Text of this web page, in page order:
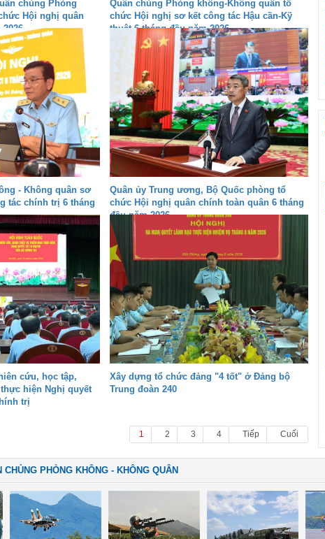
chủng Phòng
Hội nghị quân
Quân chủng Phòng không-Không quân tổ
chức Hội nghị sơ kết công tác Hậu cần-Kỹ
thuật 6 tháng đầu năm 2026
- Không quân sơ
tác chính trị 6 tháng
Quân ủy Trung ương, Bộ Quốc phòng tổ
chức Hội nghị quân chính toàn quân 6 tháng
đầu năm 2026
cứu, học tập,
hiện Nghị quyết
trị
Xây dựng tổ chức đảng "4 tốt" ở Đảng bộ
Trung đoàn 240
1 2 3 4 Tiếp Cuối
PHÒNG KHÔNG - KHÔNG QUÂN